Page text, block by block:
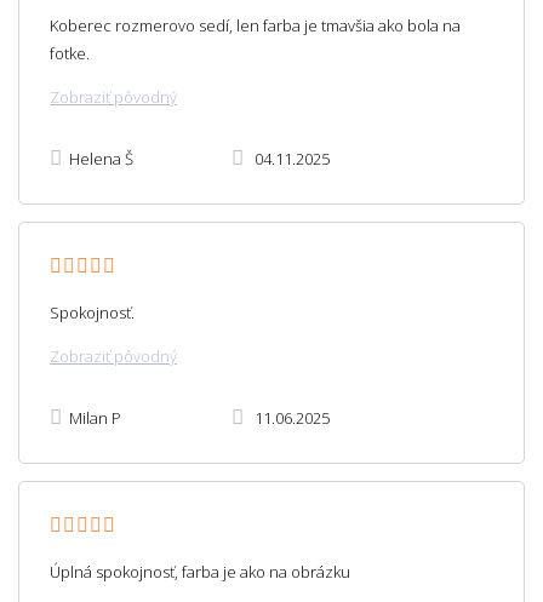
Koberec rozmerovo sedí, len farba je tmavšia ako bola na
fotke.
Zobraziť pôvodný
Helena Š 04.11.2025
Spokojnosť.
Zobraziť pôvodný
Milan P 11.06.2025
Úplná spokojnosť, farba je ako na obrázku